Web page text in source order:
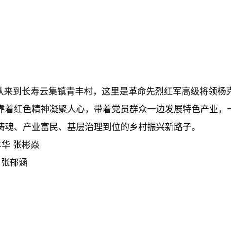
来到长寿云集镇青丰村，这里是革命先烈红军高级将领杨
红色精神凝聚人心，带着党员群众一边发展特色产业，
、产业富民、基层治理到位的乡村振兴新路子。
张彬焱
郁涵